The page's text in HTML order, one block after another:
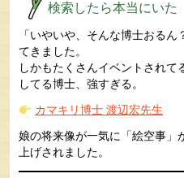
検索したら本当にいた
「いやいや、そんな博士おる
てきました。
しかもたくさんイベントされて
してる博士、強すぎる。
カマキリ博士 渡辺宏先生
娘の将来像が一気に「絵空事」
上げされました。